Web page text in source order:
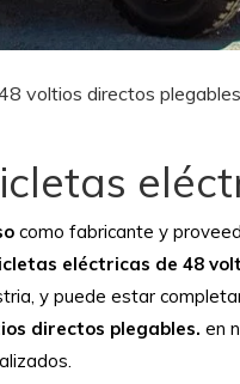
voltios directos
como fabricante y
eléctricas de 48
y puede estar
directos plegables. en